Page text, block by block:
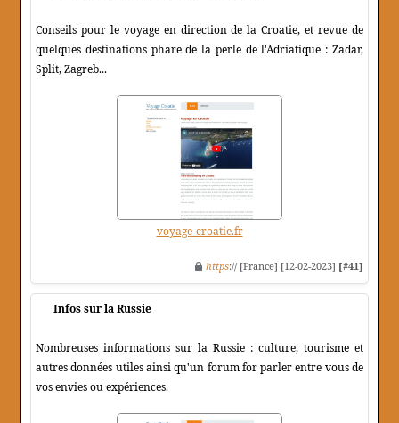
Conseils pour le voyage en direction de la Croatie, et revue de
quelques destinations phare de la perle de l'Adriatique : Zadar,
Split, Zagreb...
voyage-croatie.fr
https:// [France] [12-02-2023] [#41]
Infos sur la Russie
Nombreuses informations sur la Russie : culture, tourisme et
autres données utiles ainsi qu'un forum for parler entre vous de
vos envies ou expériences.